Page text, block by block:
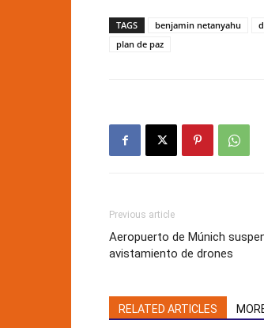
TAGS benjamin netanyahu
plan de paz
Previous article
Aeropuerto de Múnich
avistamiento de drones
RELATED ARTICLES